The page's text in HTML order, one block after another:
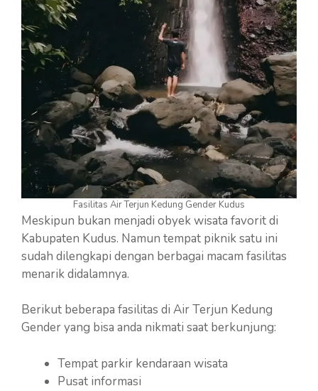
Fasilitas Air Terjun Kedung Gender Kudus
Meskipun bukan menjadi obyek wisata favorit di
Kabupaten Kudus. Namun tempat piknik satu ini
sudah dilengkapi dengan berbagai macam fasilitas
menarik didalamnya.
Berikut beberapa fasilitas di Air Terjun Kedung
Gender yang bisa anda nikmati saat berkunjung:
Tempat parkir kendaraan wisata
Pusat informasi